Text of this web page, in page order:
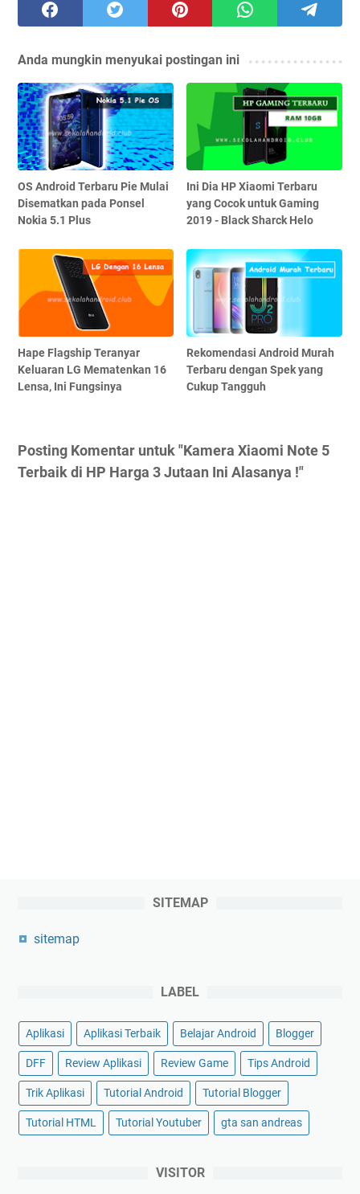
Anda mungkin menyukai postingan ini
OS Android Terbaru Pie Mulai
Disematkan pada Ponsel
Nokia 5.1 Plus
Ini Dia HP Xiaomi Terbaru
yang Cocok untuk Gaming
2019 - Black Sharck Helo
Hape Flagship Teranyar
Keluaran LG Mematenkan 16
Lensa, Ini Fungsinya
Rekomendasi Android Murah
Terbaru dengan Spek yang
Cukup Tangguh
Posting Komentar untuk "Kamera Xiaomi Note 5
Terbaik di HP Harga 3 Jutaan Ini Alasanya !"
SITEMAP
sitemap
LABEL
Aplikasi Aplikasi Terbaik Belajar Android Blogger
DFF Review Aplikasi Review Game Tips Android
Trik Aplikasi Tutorial Android Tutorial Blogger
Tutorial HTML Tutorial Youtuber gta san andreas
VISITOR